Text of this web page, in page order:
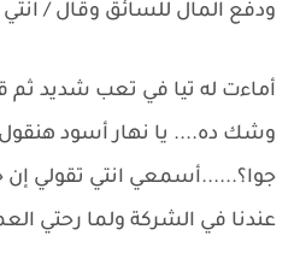
ودفع المال للسائق وقال /
أماءت له تيا في تعب شديد ثم
وشك ده.... يا نهار أسود هنقول
جوا؟......أسمعي انتي تقولي
عندنا في الشركة ولما رحتي